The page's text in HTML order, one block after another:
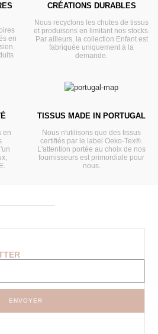
en
CRÉATIONS DURABLES
Nous recyclons les chutes de tissus
et produisons en limitant nos stocks.
Par ailleurs, la collection Enfant est
fabriquée uniquement à la
demande.
en
TISSUS MADE IN PORTUGAL
Nous n'utilisons que des tissus
certifiés par le label Oeko-Tex®.
L'attention portée au choix de nos
fournisseurs est primordiale pour
nous.
ENVOYER